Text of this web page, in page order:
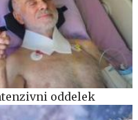
oddelek